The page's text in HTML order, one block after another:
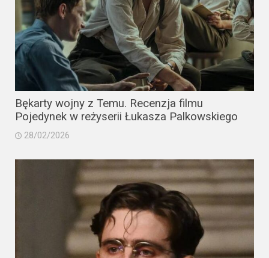
Bękarty wojny z Temu. Recenzja filmu
Pojedynek w reżyserii Łukasza Palkowskiego
28/02/2026